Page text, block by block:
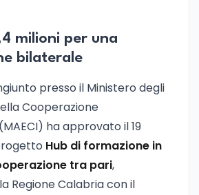
milioni per una
bilaterale
presso il Ministero degli
Cooperazione
ha approvato il 19
Hub di formazione in
tra pari,
Regione Calabria con il